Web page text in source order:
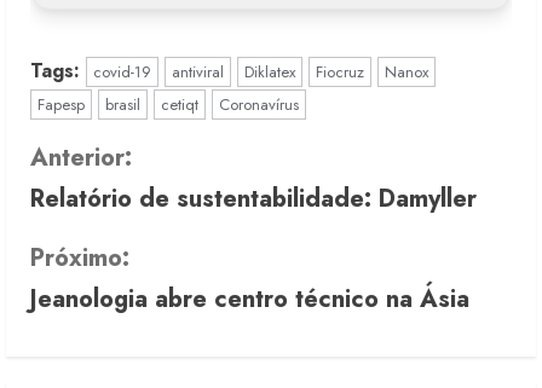
Tags: covid-19 antiviral Diklatex Fiocruz
Nanox
Fapesp
brasil cetiqt Coronavírus
C
o
n
t
Anterior:
Relatório de sustentabilidade: Damyller
Próximo:
Jeanologia abre centro técnico na Ásia